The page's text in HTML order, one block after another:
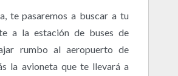
te pasaremos a buscar a tu
a la estación de buses de
rumbo al aeropuerto de
la avioneta que te llevará a